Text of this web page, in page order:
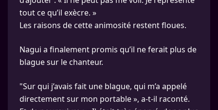
tout ce qu’il exècre. »
Les raisons de cette animosité restent floues.
Nagui a finalement promis qu’il ne ferait plus de
blague sur le chanteur.
"Sur qui j’avais fait une blague, qui m’a appelé
directement sur mon portable », a-t-il raconté.